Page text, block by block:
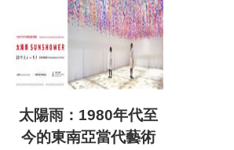
太陽雨：1980年代至
今的東南亞當代藝術